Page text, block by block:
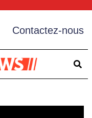
Contactez-nous